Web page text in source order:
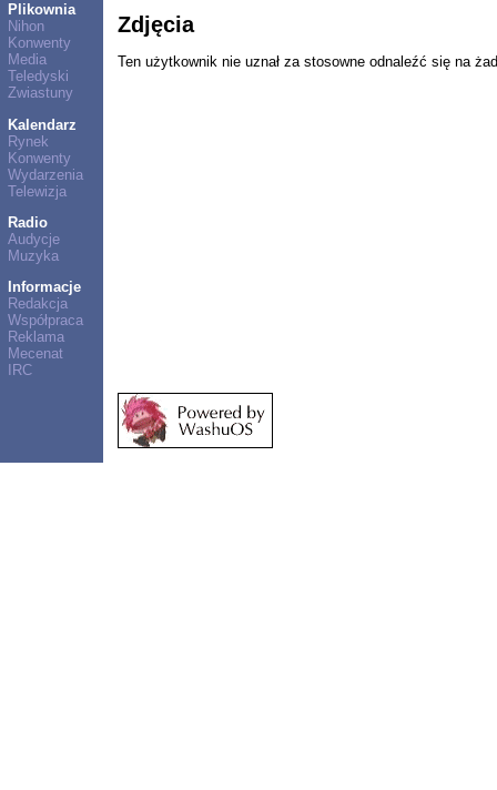
Plikownia
Nihon
Konwenty
Media
Teledyski
Zwiastuny
Kalendarz
Rynek
Konwenty
Wydarzenia
Telewizja
Radio
Audycje
Muzyka
Informacje
Redakcja
Współpraca
Reklama
Mecenat
IRC
Zdjęcia
Ten użytkownik nie uznał za stosowne odnaleźć się na